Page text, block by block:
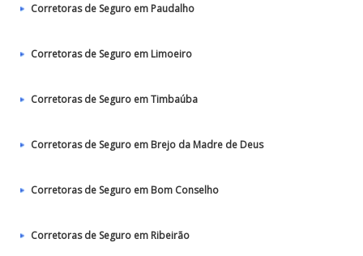
Corretoras de Seguro em Paudalho
Corretoras de Seguro em Limoeiro
Corretoras de Seguro em Timbaúba
Corretoras de Seguro em Brejo da Madre de Deus
Corretoras de Seguro em Bom Conselho
Corretoras de Seguro em Ribeirão